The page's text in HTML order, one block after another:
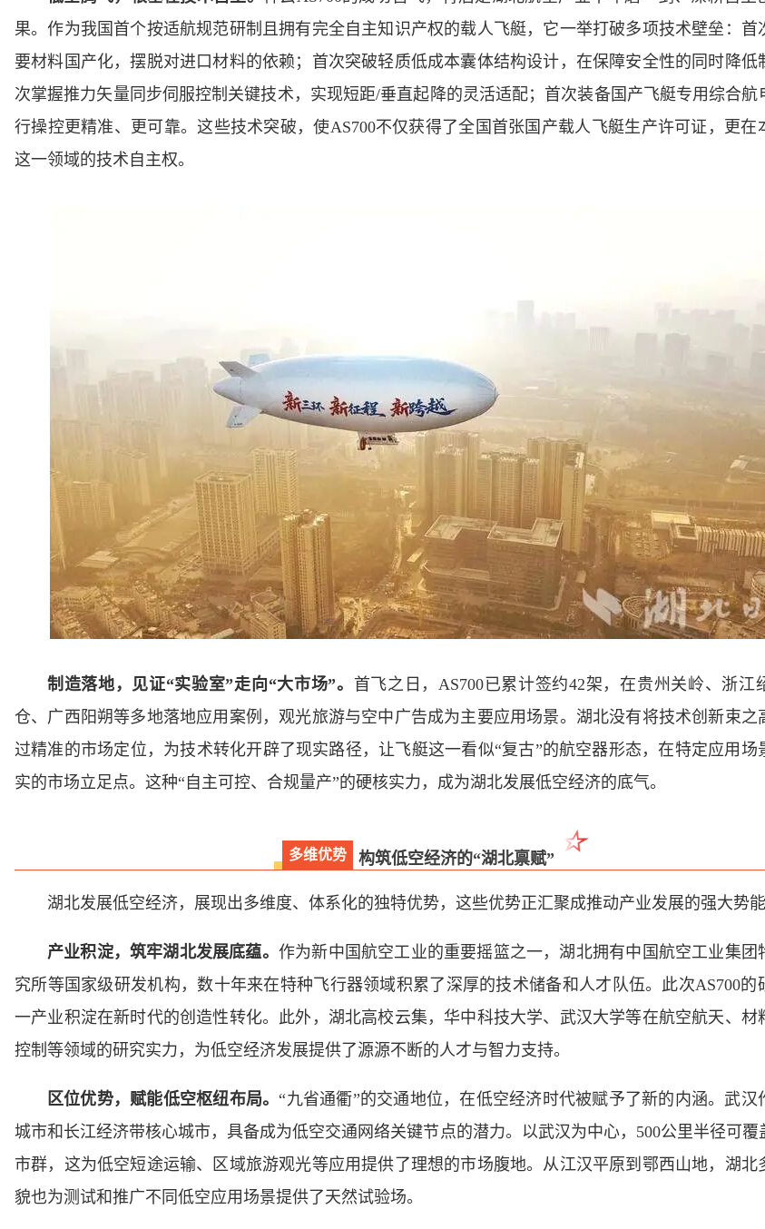
果。作为我国首个按适航规范研制且拥有完全自主知识产权的载人飞艇，它一举打破多项技术壁垒：首
要材料国产化，摆脱对进口材料的依赖；首次突破轻质低成本囊体结构设计，在保障安全性的同时降低
次掌握推力矢量同步伺服控制关键技术，实现短距/垂直起降的灵活适配；首次装备国产飞艇专用综合航
行操控更精准、更可靠。这些技术突破，使AS700不仅获得了全国首张国产载人飞艇生产许可证，更在
这一领域的技术自主权。
制造落地，见证“实验室”走向“大市场”。 首飞之日，AS700已累计签约42架，在贵州关岭、浙江
仓、广西阳朔等多地落地应用案例，观光旅游与空中广告成为主要应用场景。湖北没有将技术创新束之
过精准的市场定位，为技术转化开辟了现实路径，让飞艇这一看似“复古”的航空器形态，在特定应用场
实的市场立足点。这种“自主可控、合规量产”的硬核实力，成为湖北发展低空经济的底气。
多维优势 构筑低空经济的“湖北禀赋”
湖北发展低空经济，展现出多维度、体系化的独特优势，这些优势正汇聚成推动产业发展的强大势能
产业积淀，筑牢湖北发展底蕴。 作为新中国航空工业的重要摇篮之一，湖北拥有中国航空工业集团
究所等国家级研发机构，数十年来在特种飞行器领域积累了深厚的技术储备和人才队伍。此次AS700的
一产业积淀在新时代的创造性转化。此外，湖北高校云集，华中科技大学、武汉大学等在航空航天、材
控制等领域的研究实力，为低空经济发展提供了源源不断的人才与智力支持。
区位优势，赋能低空枢纽布局。 “九省通衢”的交通地位，在低空经济时代被赋予了新的内涵。武汉
城市和长江经济带核心城市，具备成为低空交通网络关键节点的潜力。以武汉为中心，500公里半径可覆
市群，这为低空短途运输、区域旅游观光等应用提供了理想的市场腹地。从江汉平原到鄂西山地，湖北
貌也为测试和推广不同低空应用场景提供了天然试验场。